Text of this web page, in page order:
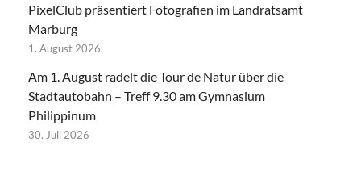
PixelClub präsentiert Fotografien im Landratsamt
Marburg
1. August 2026
Am 1. August radelt die Tour de Natur über die
Stadtautobahn – Treff 9.30 am Gymnasium
Philippinum
30. Juli 2026